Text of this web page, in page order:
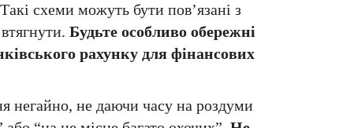
схеми можуть бути пов’язані з
Будьте особливо обережні
рахунку для фінансових
негайно, не даючи часу на роздуми